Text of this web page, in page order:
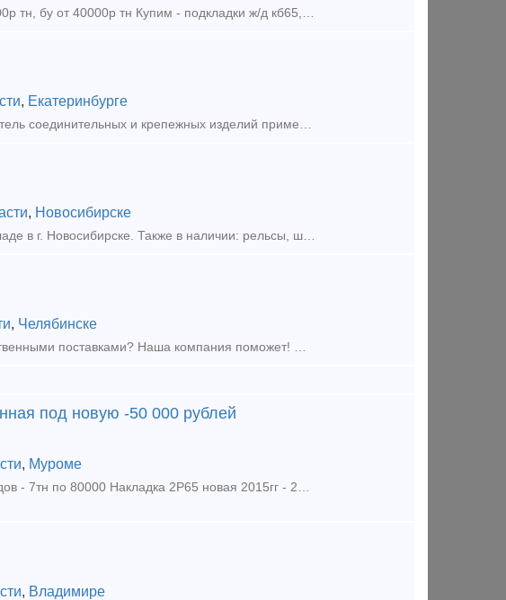
Купим - накладки ж/д 1р65, 2р65, 1р50, 1р43, р24 от 75000р тн, бу от 40000р тн Купим - подкладки ж/д кб65, кд65, кб50, кд50, дн6-65, д65 от 80000р тн, бу от 35000р тн Купим - рельсы р65, р50, р4
, Екатеринбурге
Предложение (продажа) УралМехОбработка - производитель соединительных и крепежных изделий применяемых при строительстве в районах с сейсмичностью 7-9 баллов.
, Новосибирске
Предложение (продажа) ООО Авангард В наличии на складе в г. Новосибирске. Также в наличии: рельсы, шпалы, подкладка, накладка, прокладка, крепеж, стрелочные
, Челябинске
Предложение (продажа) Как решить проблему с некачественными поставками? Наша компания поможет! Мы предлагаем: Накладки 1Р65 (новые и б/у); Накладки 2
под новую -50 000 рублей
, Муроме
Предложение (продажа) Накладка 2Р65 новая старых годов - 7тн по 80000 Накладка 2Р65 новая 2015гг - 23тн по 100000 Накладка 2Р65бу - 10тн. Цена 34 500 руб
, Владимире